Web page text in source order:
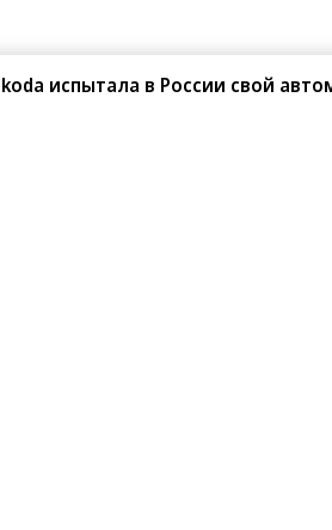
испытала в России свой